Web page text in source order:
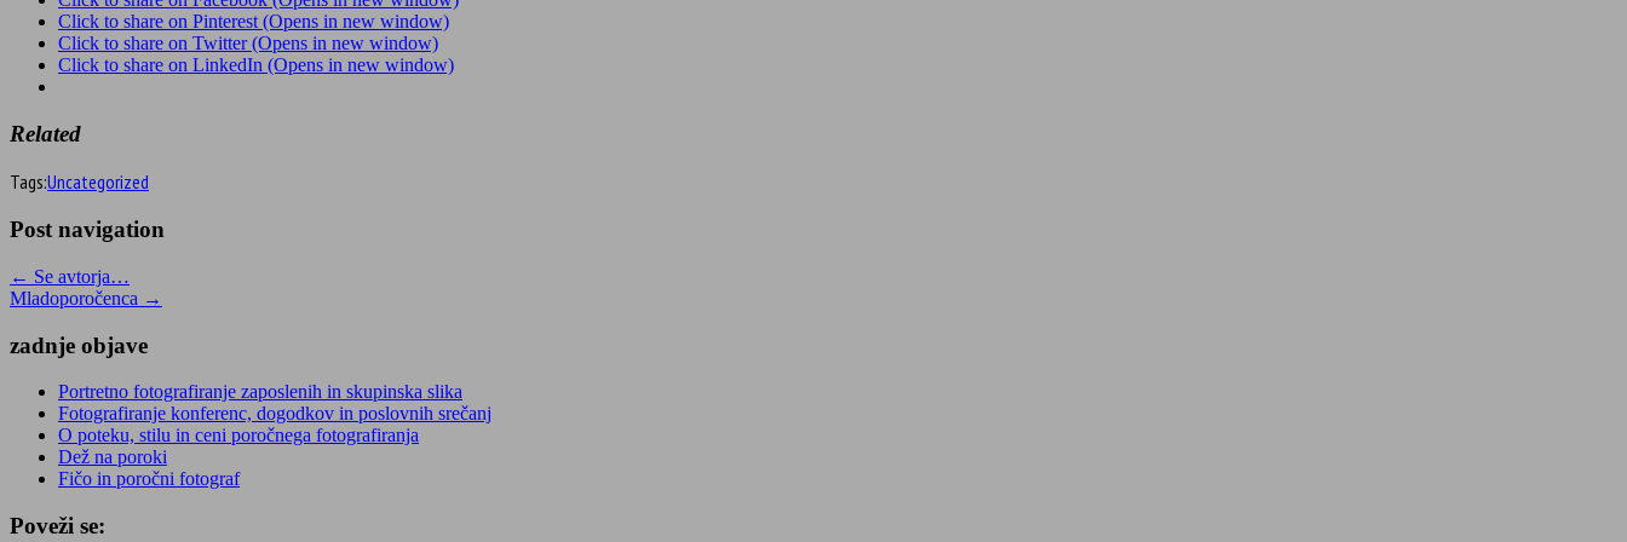
Click to share on Pinterest (Opens in new window)
Click to share on Twitter (Opens in new window)
Click to share on LinkedIn (Opens in new window)
Related
Tags:Uncategorized
Post navigation
← Se avtorja…
Mladoporočenca →
zadnje objave
Portretno fotografiranje zaposlenih in skupinska slika
Fotografiranje konferenc, dogodkov in poslovnih srečanj
O poteku, stilu in ceni poročnega fotografiranja
Dež na poroki
Fičo in poročni fotograf
Poveži se: